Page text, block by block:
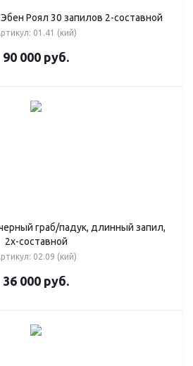
Роял 30 запилов 2-составной
01.41 (кий)
90 000 руб.
граб/падук, длинный запил,
2х-составной
02.09 (кий)
36 000 руб.